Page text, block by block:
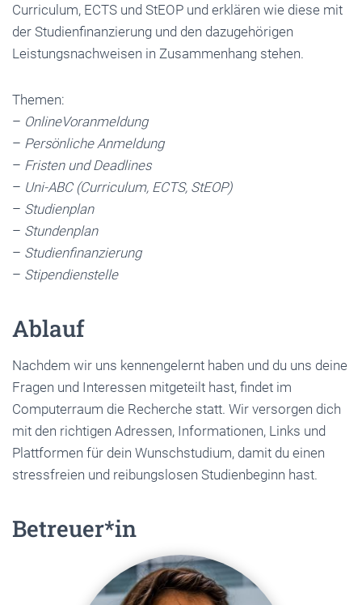
Curriculum, ECTS und StEOP und erklären wie diese mit
der Studienfinanzierung und den dazugehörigen
Leistungsnachweisen in Zusammenhang stehen.
Themen:
– OnlineVoranmeldung
– Persönliche Anmeldung
– Fristen und Deadlines
– Uni-ABC (Curriculum, ECTS, StEOP)
– Studienplan
– Stundenplan
– Studienfinanzierung
– Stipendienstelle
Ablauf
Nachdem wir uns kennengelernt haben und du uns deine
Fragen und Interessen mitgeteilt hast, findet im
Computerraum die Recherche statt. Wir versorgen dich
mit den richtigen Adressen, Informationen, Links und
Plattformen für dein Wunschstudium, damit du einen
stressfreien und reibungslosen Studienbeginn hast.
Betreuer*in